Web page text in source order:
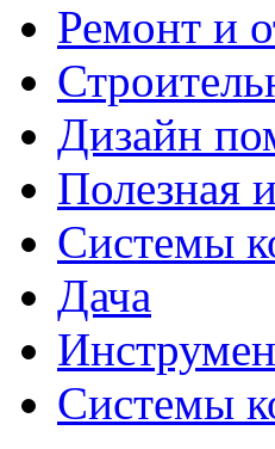
Ремонт и
Дизайн
Полезная
Системы
Дача
Системы